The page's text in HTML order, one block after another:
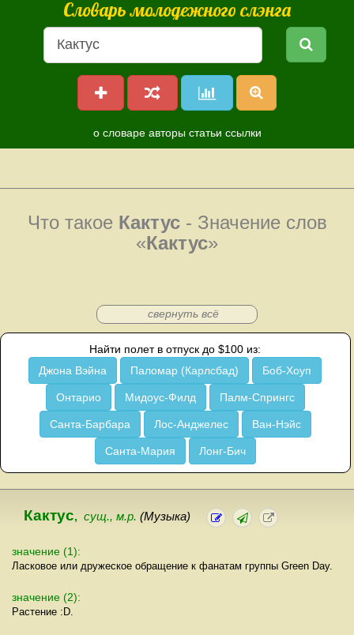
Словарь молодежного слэнга
о словаре авторы статьи ссылки
Что такое Кактус- Значение слов
«Кактус»
свернуть всё
Найти полет в отпуск до $100 из:
Джона Вэйна
Паломар (Карлсбад) Боб-Хоуп
Онтарио Мидоус-Филд Палм-Спрингс
Санта-Барбара Лос-Анджелес Ван-Нэйс
Санта-Мария Лонг-Бич
Кактус, сущ., м.р. (Музыка)
значение (1):
Ласковое или дружеское обращение к фанатам группы Green Day.
значение (2):
Растение :D.